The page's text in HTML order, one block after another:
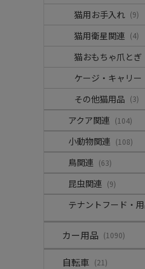
猫用お手入れ (9)
猫用衛星関連 (4)
猫おもちゃ爪とぎ
ケージ・キャリー
その他猫用品 (3)
アクア関連 (104)
小動物関連 (108)
鳥関連 (63)
昆虫関連 (9)
テナントフード・
カー用品 (1090)
自転車 (21)